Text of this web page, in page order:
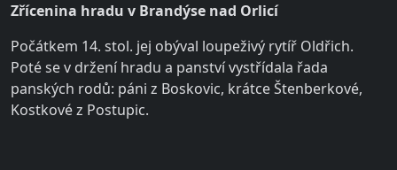
Zřícenina hradu v Brandýse nad Orlicí
Počátkem 14. stol. jej obýval loupeživý rytíř Oldřich.
Poté se v držení hradu a panství vystřídala řada
panských rodů: páni z Boskovic, krátce Štenberkové,
Kostkové z Postupic.